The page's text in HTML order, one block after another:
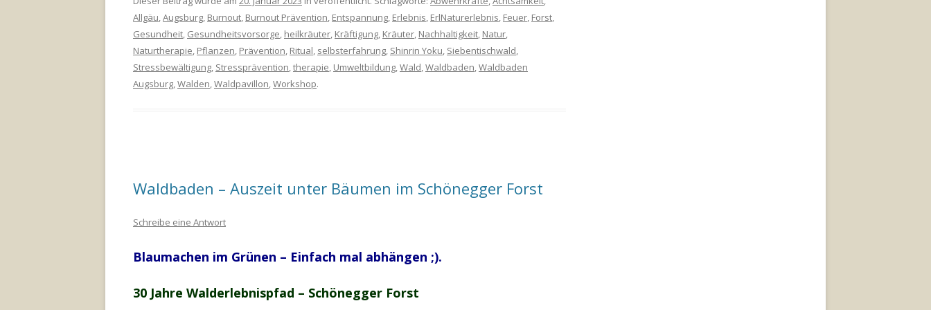
Allgäu,Augsburg, Burnout, Burnout Prävention, Entspannung, Erlebnis, ErlNaturerlebnis, Feuer, Forst,
Gesundheit, Gesundheitsvorsorge, heilkräuter, Kräftigung, Kräuter, Nachhaltigkeit, Natur,
Naturtherapie, Pflanzen, Prävention, Ritual, selbsterfahrung, Shinrin Yoku, Siebentischwald,
Stressbewältigung, Stressprävention,therapie, Umweltbildung,Wald,Waldbaden,Waldbaden
Augsburg,Walden,Waldpavillon,Workshop.
Waldbaden – Auszeit unter Bäumen im Schönegger Forst
Schreibe eine Antwort
Blaumachen im Grünen – Einfach mal abhängen ;).
30 Jahre Walderlebnispfad – Schönegger Forst